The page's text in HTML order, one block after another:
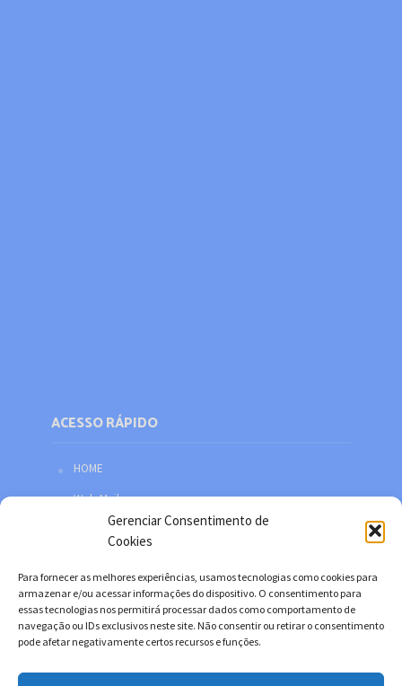
Gerenciar Consentimento de
Cookies
Para fornecer as melhores experiências, usamos tecnologias como cookies para
armazenar e/ou acessar informações do dispositivo. O consentimento para
essas tecnologias nos permitirá processar dados como comportamento de
navegação ou IDs exclusivos neste site. Não consentir ou retirar o consentimento
pode afetar negativamente certos recursos e funções.
ACESSO RÁPIDO
HOME
Web Mail
Política de privacidade
Facebook
Twitter
YouTube
Instagram